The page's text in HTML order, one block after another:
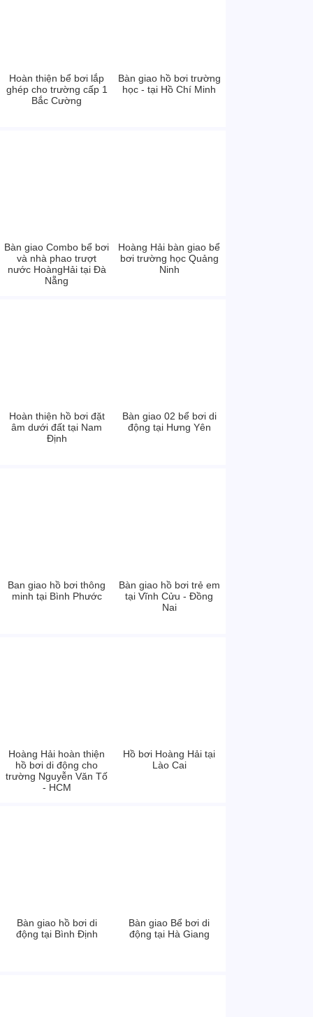
Hoàn thiện bể bơi lắp
ghép cho trường cấp 1
Bắc Cường
Bàn giao hồ bơi trường
học - tại Hồ Chí Minh
Bàn giao Combo bể bơi
và nhà phao trượt
nước HoàngHải tại Đà
Nẵng
Hoàng Hải bàn giao bể
bơi trường học Quảng
Ninh
Hoàn thiện hồ bơi đặt
âm dưới đất tại Nam
Định
Bàn giao 02 bể bơi di
động tại Hưng Yên
Ban giao hồ bơi thông
minh tại Bình Phước
Bàn giao hồ bơi trẻ em
tại Vĩnh Cửu - Đồng
Nai
Hoàng Hải hoàn thiện
hồ bơi di động cho
trường Nguyễn Văn Tố
- HCM
Hồ bơi Hoàng Hải tại
Lào Cai
Bàn giao hồ bơi di
động tại Bình Định
Bàn giao Bể bơi di
động tại Hà Giang